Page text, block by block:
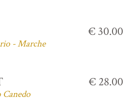
- Marche
€ 30.00
€ 28.00